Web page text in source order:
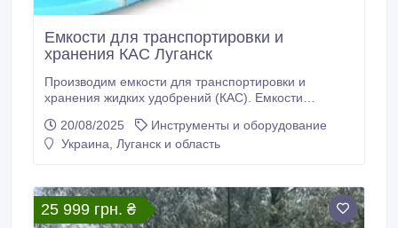
Емкости для транспортировки и
хранения КАС Луганск
Производим емкости для транспортировки и
хранения жидких удобрений (КАС). Емкости
жидких, вязких, текучих веществ. Широко
используется в сельском хозяйстве, пищевой,
волнорезы, которые препятствуют гидроудару.
20/08/2025
Инструменты и оборудование
Украина, Луганск и область
25 999 грн. ₴